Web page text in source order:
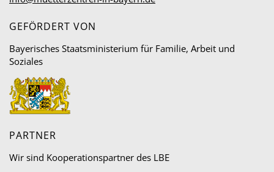
GEFÖRDERT VON
Bayerisches Staatsministerium für Familie, Arbeit und
Soziales
PARTNER
Wir sind Kooperationspartner des LBE